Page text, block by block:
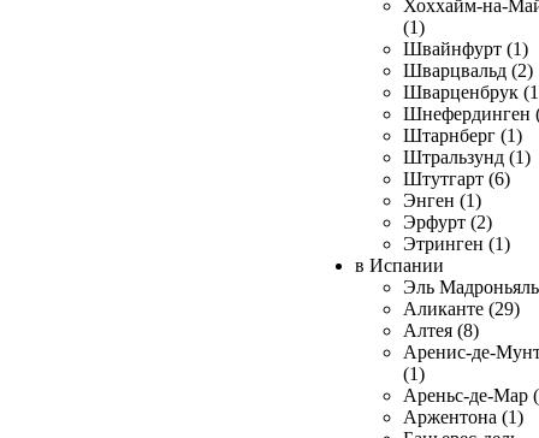
Хоххайм-на-
(1)
Швайнфурт (1)
Шварцвальд (2)
Шварценбрук
Шнефердинген
Штарнберг (1)
Штральзунд (1)
Штутгарт (6)
Энген (1)
Эрфурт (2)
Этринген (1)
в Испании
Эль
Аликанте (29)
Алтея (8)
Аренис-де-
(1)
Ареньс-де-Мар
Аржентона (1)